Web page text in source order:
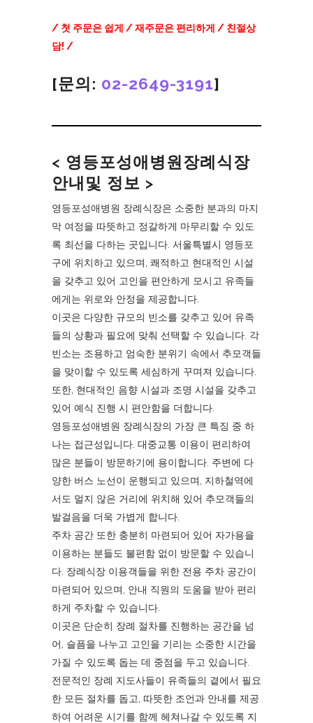
/ 첫 주문은 쉽게 / 재주문은 편리하게 / 친절상
담! /
[문의: 02-2649-3191]
< 영등포성애병원장례식장
안내및 정보 >
영등포성애병원 장례식장은 소중한 분과의 마지
막 여정을 따뜻하고 정갈하게 마무리할 수 있도
록 최선을 다하는 곳입니다. 서울특별시 영등포
구에 위치하고 있으며, 쾌적하고 현대적인 시설
을 갖추고 있어 고인을 편안하게 모시고 유족들
에게는 위로와 안정을 제공합니다.
이곳은 다양한 규모의 빈소를 갖추고 있어 유족
들의 상황과 필요에 맞춰 선택할 수 있습니다. 각
빈소는 조용하고 엄숙한 분위기 속에서 추모객들
을 맞이할 수 있도록 세심하게 꾸며져 있습니다.
또한, 현대적인 음향 시설과 조명 시설을 갖추고
있어 예식 진행 시 편안함을 더합니다.
영등포성애병원 장례식장의 가장 큰 특징 중 하
나는 접근성입니다. 대중교통 이용이 편리하여
많은 분들이 방문하기에 용이합니다. 주변에 다
양한 버스 노선이 운행되고 있으며, 지하철역에
서도 멀지 않은 거리에 위치해 있어 추모객들의
발걸음을 더욱 가볍게 합니다.
주차 공간 또한 충분히 마련되어 있어 자가용을
이용하는 분들도 불편함 없이 방문할 수 있습니
다. 장례식장 이용객들을 위한 전용 주차 공간이
마련되어 있으며, 안내 직원의 도움을 받아 편리
하게 주차할 수 있습니다.
이곳은 단순히 장례 절차를 진행하는 공간을 넘
어, 슬픔을 나누고 고인을 기리는 소중한 시간을
가질 수 있도록 돕는 데 중점을 두고 있습니다.
전문적인 장례 지도사들이 유족들의 곁에서 필요
한 모든 절차를 돕고, 따뜻한 조언과 안내를 제공
하여 어려운 시기를 함께 헤쳐나갈 수 있도록 지